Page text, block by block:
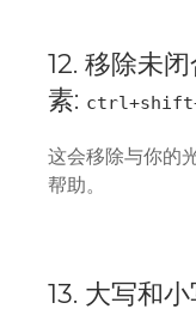
12. 移除未
素:
这会移除与你的
帮助。
13. 大写和